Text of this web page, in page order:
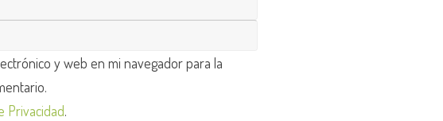
y web en mi navegador para la
Privacidad.